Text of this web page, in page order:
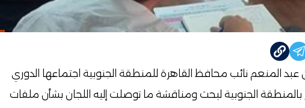
المنعم نائب محافظ القاهرة للمنطقة الجنوبية اجتماعها الدوري
بالمنطقة الجنوبية لبحث ومناقشة ما توصلت إليه اللجان بشأن ملفات